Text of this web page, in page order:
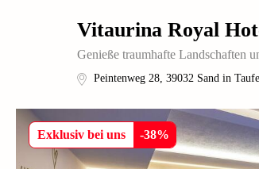
Vitaurina Royal
Genieße traumhafte Landschaften
Peintenweg 28, 39032 Sand in
Exklusiv bei uns -38%